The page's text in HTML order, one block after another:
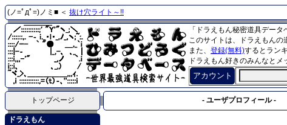
(ノ=ﾟдﾟ=)ノミ■ ＜ 抜け穴ライト～!!
「ドラえもん秘密道具デー
このサイトは、ドラえもんの
また、 登録(無料)するとラン
ドラえもん好きのみんなとメ
アカウント
トップページ - ユーザプロフィール -
ドラえもん